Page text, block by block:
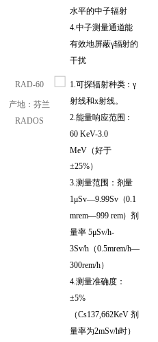
水平的中子辐射
4.中子测量通道能
有效地屏蔽γ辐射的
干扰
RAD-60
产地：芬兰
RADOS
1.可探辐射种类：γ
射线和x射线。
2.能量响应范围：
60 KeV-3.0
MeV（好于
±25%）
3.测量范围：剂量
1μSv—9.99Sv（0.1
mrem—999 rem）剂
量率 5μSv/h-
3Sv/h（0.5mrem/h—
300rem/h）
4.测量准确度：
±5%
（Cs137,662KeV 剂
量率为2mSv/h时）